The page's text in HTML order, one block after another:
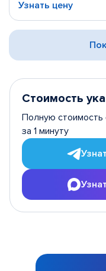
Узнать цену
Стоимость
Полную стоимость
за 1 минуту